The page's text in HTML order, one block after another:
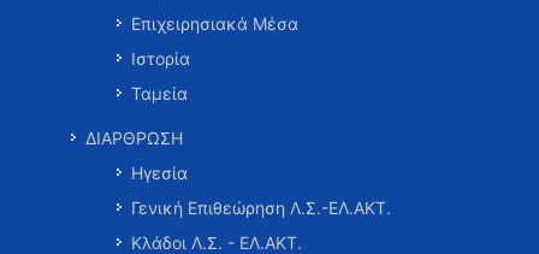
Επιχειρησιακά Μέσα
Ιστορία
Ταμεία
ΔΙΑΡΘΡΩΣΗ
Ηγεσία
Γενική Επιθεώρηση Λ.Σ.-ΕΛ.ΑΚΤ.
Κλάδοι Λ.Σ. - ΕΛ.ΑΚΤ.